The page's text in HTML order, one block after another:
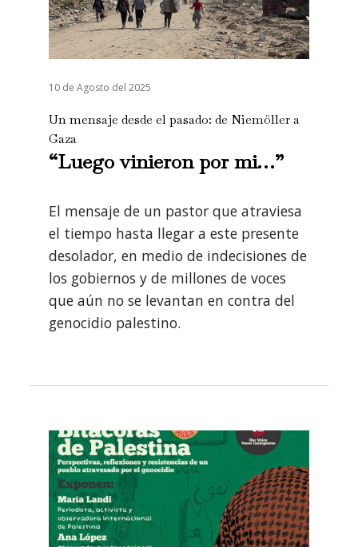
10 de Agosto del 2025
Un mensaje desde el pasado: de Niemöller a
Gaza
“Luego vinieron por mi…”
El mensaje de un pastor que atraviesa
el tiempo hasta llegar a este presente
desolador, en medio de indecisiones de
los gobiernos y de millones de voces
que aún no se levantan en contra del
genocidio palestino.